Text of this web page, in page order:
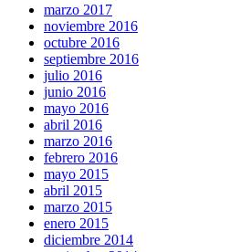
marzo 2017
noviembre 2016
octubre 2016
septiembre 2016
julio 2016
junio 2016
mayo 2016
abril 2016
marzo 2016
febrero 2016
mayo 2015
abril 2015
marzo 2015
enero 2015
diciembre 2014